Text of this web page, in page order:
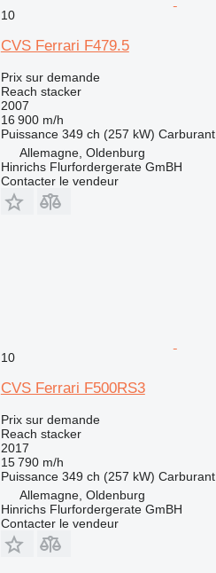
10
CVS Ferrari F479.5
Prix sur demande
Reach stacker
2007
16 900 m/h
Puissance 349 ch (257 kW) Carburant
Allemagne, Oldenburg
Hinrichs Flurfordergerate GmBH
Contacter le vendeur
10
CVS Ferrari F500RS3
Prix sur demande
Reach stacker
2017
15 790 m/h
Puissance 349 ch (257 kW) Carburant
Allemagne, Oldenburg
Hinrichs Flurfordergerate GmBH
Contacter le vendeur